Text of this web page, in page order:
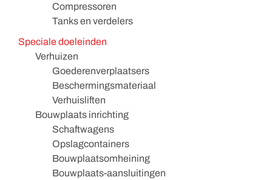
Compressoren
Tanks en verdelers
Speciale doeleinden
Verhuizen
Goederenverplaatsers
Beschermingsmateriaal
Verhuisliften
Bouwplaats inrichting
Schaftwagens
Opslagcontainers
Bouwplaatsomheining
Bouwplaats-aansluitingen